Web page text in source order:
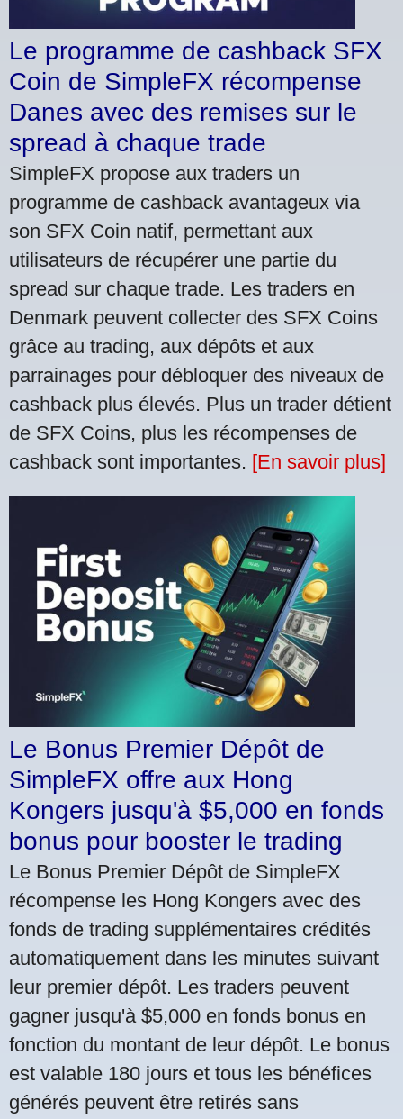
Le programme de cashback SFX
Coin de SimpleFX récompense
Danes avec des remises sur le
spread à chaque trade
SimpleFX propose aux traders un
programme de cashback avantageux via
son SFX Coin natif, permettant aux
utilisateurs de récupérer une partie du
spread sur chaque trade. Les traders en
Denmark peuvent collecter des SFX Coins
grâce au trading, aux dépôts et aux
parrainages pour débloquer des niveaux de
cashback plus élevés. Plus un trader détient
de SFX Coins, plus les récompenses de
cashback sont importantes. [En savoir plus]
Le Bonus Premier Dépôt de
SimpleFX offre aux Hong
Kongers jusqu'à $5,000 en fonds
bonus pour booster le trading
Le Bonus Premier Dépôt de SimpleFX
récompense les Hong Kongers avec des
fonds de trading supplémentaires crédités
automatiquement dans les minutes suivant
leur premier dépôt. Les traders peuvent
gagner jusqu'à $5,000 en fonds bonus en
fonction du montant de leur dépôt. Le bonus
est valable 180 jours et tous les bénéfices
générés peuvent être retirés sans